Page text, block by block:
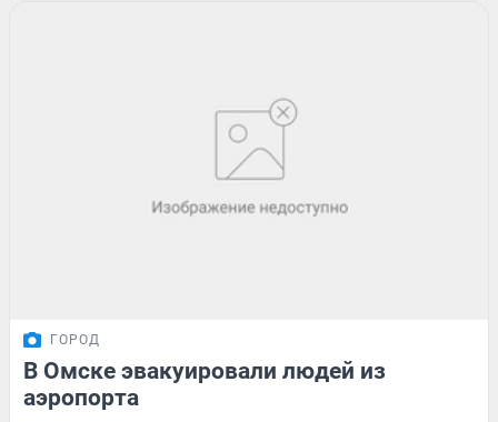
ГОРОД
В Омске эвакуировали людей из
аэропорта